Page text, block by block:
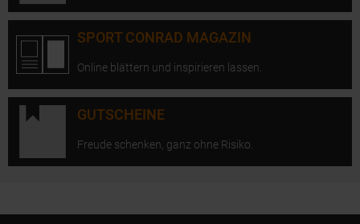
SPORT CONRAD MAGAZIN
Online blättern und inspirieren lassen.
GUTSCHEINE
Freude schenken, ganz ohne Risiko.